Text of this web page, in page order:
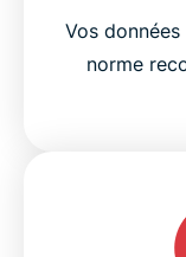
Vos
norme